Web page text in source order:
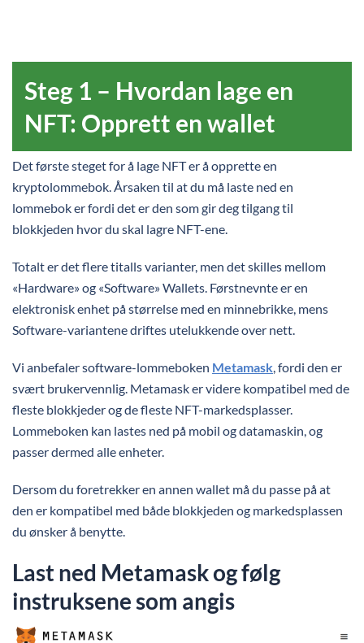
Steg 1 – Hvordan lage en
NFT: Opprett en wallet
Det første steget for å lage NFT er å opprette en
kryptolommebok. Årsaken til at du må laste ned en
lommebok er fordi det er den som gir deg tilgang til
blokkjeden hvor du skal lagre NFT-ene.
Totalt er det flere titalls varianter, men det skilles mellom
«Hardware» og «Software» Wallets. Førstnevnte er en
elektronisk enhet på størrelse med en minnebrikke, mens
Software-variantene driftes utelukkende over nett.
Vi anbefaler software-lommeboken Metamask, fordi den er
svært brukervennlig. Metamask er videre kompatibel med de
fleste blokkjeder og de fleste NFT-markedsplasser.
Lommeboken kan lastes ned på mobil og datamaskin, og
passer dermed alle enheter.
Dersom du foretrekker en annen wallet må du passe på at
den er kompatibel med både blokkjeden og markedsplassen
du ønsker å benytte.
Last ned Metamask og følg
instruksene som angis